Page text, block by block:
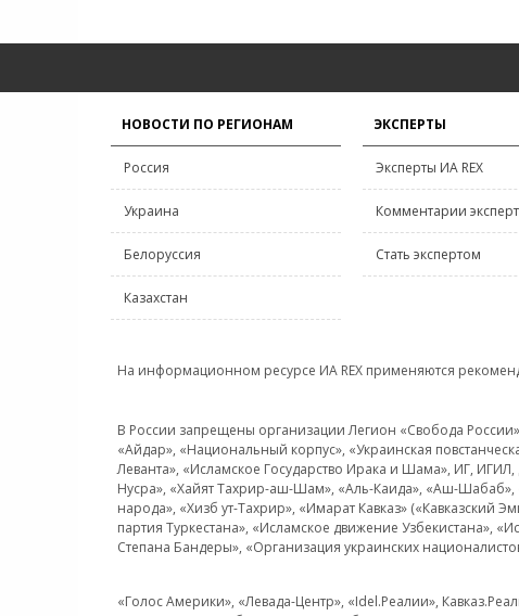
НОВОСТИ ПО РЕГИОНАМ
Россия
Украина
Белоруссия
Казахстан
ЭКСПЕРТЫ
Эксперты ИА REX
Комментарии
Стать экспертом
На информационном ресурсе ИА REX применяются
В России запрещены организации Легион «Свобода
«Айдар», «Национальный корпус», «Украинская
Леванта», «Исламское Государство Ирака и Шама», ИГ,
Нусра», «Хайят Тахрир-аш-Шам», «Аль-Каида», «Аш-
народа», «Хизб ут-Тахрир», «Имарат Кавказ»
партия Туркестана», «Исламское движение Узбекистана»,
Степана Бандеры», «Организация украинских
«Голос Америки», «Левада-Центр», «Idel.Реалии»,